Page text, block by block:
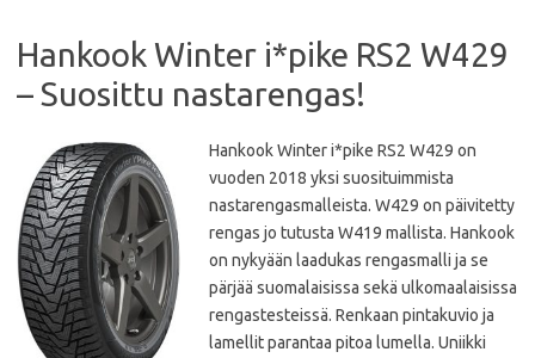
Hankook Winter i*pike RS2 W429‎
– Suosittu nastarengas!
Hankook Winter i*pike RS2 W429 on
vuoden 2018 yksi suosituimmista
nastarengasmalleista. W429 on päivitetty
rengas jo tutusta W419 mallista. Hankook
on nykyään laadukas rengasmalli ja se
pärjää suomalaisissa sekä ulkomaalaisissa
rengastesteissä. Renkaan pintakuvio ja
lamellit parantaa pitoa lumella. Uniikki